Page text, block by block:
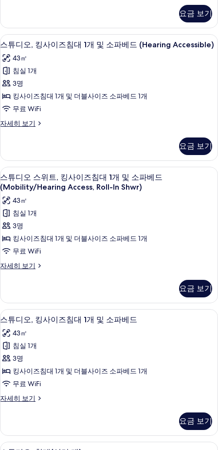
In
Shwr)
사
진
모
두
보
기
실
개
(Mobility/Hearing
Access,
Roll-
In
Shwr)
자
세
히
보
요금 보기
스
튜
디
오,
킹
사
즈
대
개
및
소
파
베
드
(Hearing
Accessible)
모
두
보
기
고급 침구, 객실 내 금고, 책상, 다리미/
4
스튜디오, 킹사이즈침대 1개 및 소파베드 (Hearing Accessible)
43㎡
침실 1개
3명
킹사이즈침대 1개 및 더블사이즈 소파베드 1개
무료 WiFi
자세히 보기
스
킹
사
이
즈
침
대
개
및
소
베
드
(Hearing
세
보
기
요금 보기
스
튜
디
오
스
위
트,
킹
즈
침
대
1
개
및
소
파
베
Access,
Roll-
샤워기/욕조 결합, 무료 세면용품, 헤
4
스튜디오 스위트, 킹사이즈침대 1개 및 소파베드
(Mobility/Hearing Access, Roll-In Shwr)
43㎡
침실 1개
3명
킹사이즈침대 1개 및 더블사이즈 소파베드 1개
무료 WiFi
자세히 보기
스
스
위
트,
사
이
즈
침
대
개
및
드
(Mobility/Hearing
요금 보기
스
튜
디
오,
킹
사
즈
대
고급 침구, 객실 내 금고, 책상, 다리미/
4
스튜디오, 킹사이즈침대 1개 및 소파베드
43㎡
침실 1개
3명
킹사이즈침대 1개 및 더블사이즈 소파베드 1개
무료 WiFi
자세히 보기
스
킹
사
요금 보기
스 스튜디오, 침대(여러 개) | 고급 침구,